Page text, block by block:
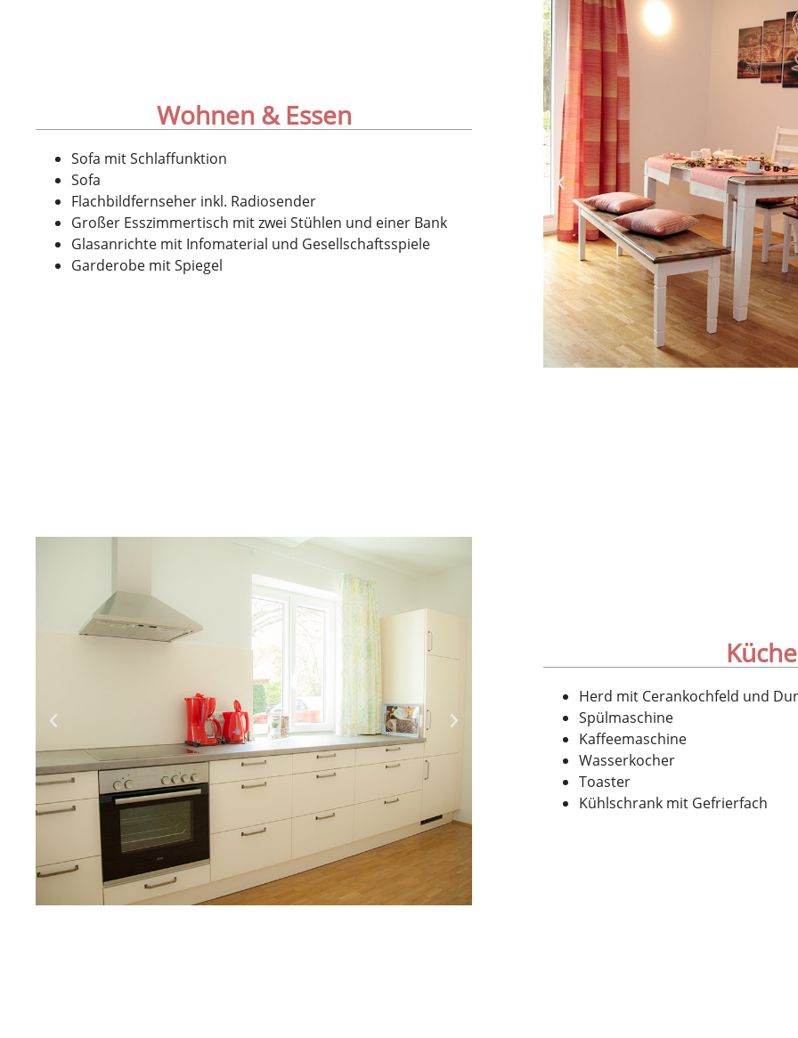
Wohnen & Essen
Sofa mit Schlaffunktion
Sofa
Flachbildfernseher inkl. Radiosender
Großer Esszimmertisch mit zwei Stühlen und einer Bank
Glasanrichte mit Infomaterial und Gesellschaftsspiele
Garderobe mit Spiegel
Küche
Herd mit Cerankochfeld und
Spülmaschine
Kaffeemaschine
Wasserkocher
Toaster
Kühlschrank mit Gefrierfach